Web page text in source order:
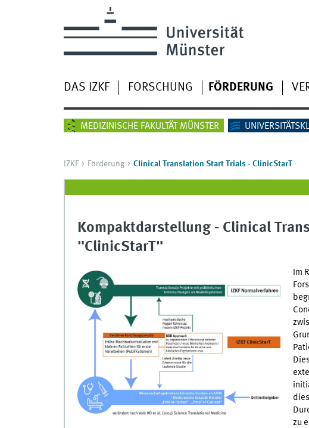
DAS IZKF FORSCHUNG FÖRDERUNG
MEDIZINISCHE FAKULTÄT MÜNSTER
IZKF Förderung Clinical Translation Start Trials - ClinicStarT
Kompaktdarstellung - Clinical
"ClinicStarT"
Im
zu